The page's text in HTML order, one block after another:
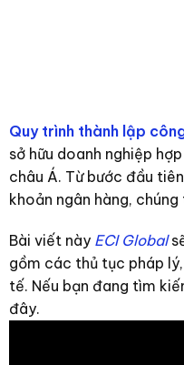
Quy trình thành lập
sở hữu doanh nghiệp
châu Á. Từ bước đầu
khoản ngân hàng,
Bài viết này ECI Global
gồm các thủ tục pháp
tế. Nếu bạn đang tìm
đây.